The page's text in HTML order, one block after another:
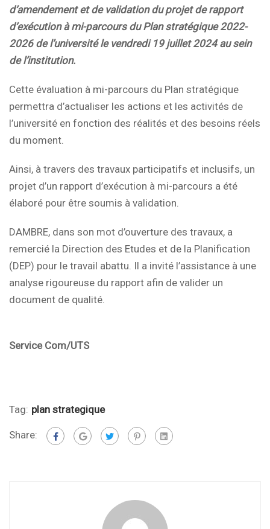
d’amendement et de validation du projet de rapport
d’exécution à mi-parcours du Plan stratégique 2022-
2026 de l’université le vendredi 19 juillet 2024 au sein
de l’institution.
Cette évaluation à mi-parcours du Plan stratégique
permettra d’actualiser les actions et les activités de
l’université en fonction des réalités et des besoins réels
du moment.
Ainsi, à travers des travaux participatifs et inclusifs, un
projet d’un rapport d’exécution à mi-parcours a été
élaboré pour être soumis à validation.
DAMBRE, dans son mot d’ouverture des travaux, a
remercié la Direction des Etudes et de la Planification
(DEP) pour le travail abattu. Il a invité l’assistance à une
analyse rigoureuse du rapport afin de valider un
document de qualité.
Service Com/UTS
Tag: plan strategique
Share: